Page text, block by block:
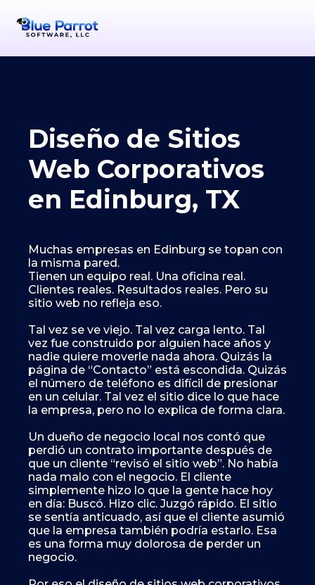
Diseño de Sitios
Web Corporativos
en Edinburg, TX
Muchas empresas en Edinburg se topan con
la misma pared.
Tienen un equipo real. Una oficina real.
Clientes reales. Resultados reales. Pero su
sitio web no refleja eso.
Tal vez se ve viejo. Tal vez carga lento. Tal
vez fue construido por alguien hace años y
nadie quiere moverle nada ahora. Quizás la
página de “Contacto” está escondida. Quizás
el número de teléfono es difícil de presionar
en un celular. Tal vez el sitio dice lo que hace
la empresa, pero no lo explica de forma clara.
Un dueño de negocio local nos contó que
perdió un contrato importante después de
que un cliente “revisó el sitio web”. No había
nada malo con el negocio. El cliente
simplemente hizo lo que la gente hace hoy
en día: Buscó. Hizo clic. Juzgó rápido. El sitio
se sentía anticuado, así que el cliente asumió
que la empresa también podría estarlo. Esa
es una forma muy dolorosa de perder un
negocio.